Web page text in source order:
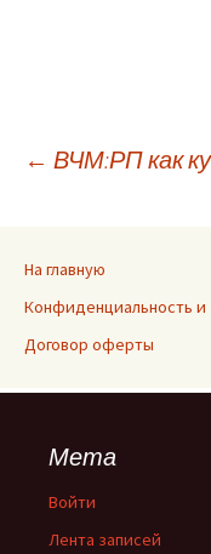
← ВЧМ:РП как
На главную
Конфиденциальность и
Договор оферты
Мета
Войти
Лента записей